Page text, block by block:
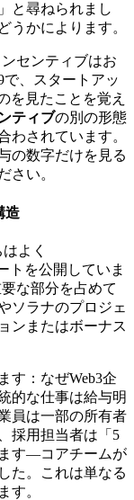
と尋ねられまし
うかによります。
センティブはお
で、スタートアッ
を見たことを覚え
ティブの別の形態
わされています。
の数字だけを見る
さい。
造
よく
トを公開していま
な部分を占めて
ソラナのプロジェ
ンまたはボーナス
す：なぜWeb3企
的な仕事は給与明
員は一部の所有者
採用担当者は「5
す—コアチームが
た。これは単なる
す。